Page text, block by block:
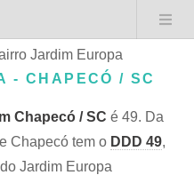
Jardim Europa
- CHAPECÓ / SC
Chapecó / SC é 49. Da
Chapecó tem o DDD 49,
Jardim Europa